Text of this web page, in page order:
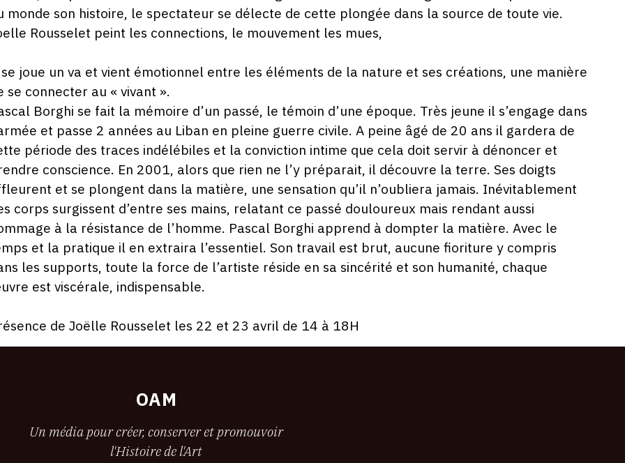
MAI
2022
monde son histoire, le spectateur se délecte de cette plongée dans la source de toute vie.
Rousselet peint les connections, le mouvement les mues,
joue un va et vient émotionnel entre les éléments de la nature et ses créations, une manière
se connecter au « vivant ».
Borghi se fait la mémoire d’un passé, le témoin d’une époque. Très jeune il s’engage dans
et passe 2 années au Liban en pleine guerre civile. A peine âgé de 20 ans il gardera de
période des traces indélébiles et la conviction intime que cela doit servir à dénoncer et
conscience. En 2001, alors que rien ne l’y préparait, il découvre la terre. Ses doigts
et se plongent dans la matière, une sensation qu’il n’oubliera jamais. Inévitablement
corps surgissent d’entre ses mains, relatant ce passé douloureux mais rendant aussi
à la résistance de l’homme. Pascal Borghi apprend à dompter la matière. Avec le
et la pratique il en extraira l’essentiel. Son travail est brut, aucune fioriture y compris
les supports, toute la force de l’artiste réside en sa sincérité et son humanité, chaque
est viscérale, indispensable.
de Joëlle Rousselet les 22 et 23 avril de 14 à 18H
OAM
Un média pour créer, conserver et promouvoir
l'Histoire de l'Art